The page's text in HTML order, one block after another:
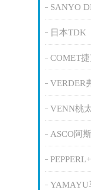
SANYO
日本TDK
COMET
VERDER
VENN桃
ASCO阿
YAMAYU